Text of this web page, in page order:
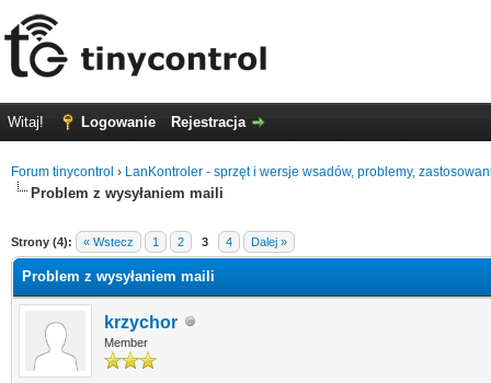
Witaj! Logowanie Rejestracja
Forum tinycontrol › LanKontroler - sprzęt i wersje wsadów, problemy,
Problem z wysyłaniem maili
Strony (4): « Wstecz 1 2 3 4 Dalej »
Problem z wysyłaniem maili
krzychor
Member